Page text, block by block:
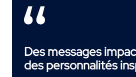
Des messages
des personnalités